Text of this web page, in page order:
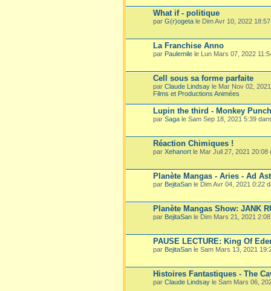
What if - politique
par G(r)ogeta le Dim Avr 10, 2022
La Franchise Anno
par Paulemile le Lun Mars 07, 2022
Cell sous sa forme parfaite
par Claude Lindsay le Mar Nov 02,
Films et Productions Animées
Lupin the third - Monkey Punch
par Saga le Sam Sep 18, 2021 5:39
Réaction Chimiques !
par Xehanort le Mar Juil 27, 2021
Planète Mangas - Aries - Ad
par BejitaSan le Dim Avr 04, 2021 0:22
Planète Mangas Show: JANK
par BejitaSan le Dim Mars 21, 2021
PAUSE LECTURE: King Of
par BejitaSan le Sam Mars 13, 2021
Histoires Fantastiques - The
par Claude Lindsay le Sam Mars 06,